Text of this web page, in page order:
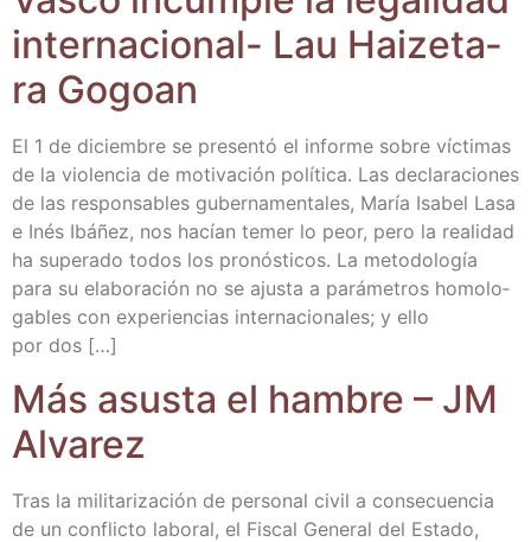
inter­na­cio­nal- Lau Hai­ze­ta­
ra Gogoan
El 1 de diciem­bre se pre­sen­tó el infor­me sobre víc­ti­mas
de la vio­len­cia de moti­va­ción polí­ti­ca. Las decla­ra­cio­nes
de las res­pon­sa­bles guber­na­men­ta­les, María Isa­bel Lasa
e Inés Ibá­ñez, nos hacían temer lo peor, pero la reali­dad
ha supe­ra­do todos los pro­nós­ti­cos. La meto­do­lo­gía
para su ela­bo­ra­ción no se ajus­ta a pará­me­tros homo­lo­
ga­bles con expe­rien­cias inter­na­cio­na­les; y ello
por dos […]
Más asus­ta el ham­bre – JM
Alvarez
Tras la mili­ta­ri­za­ción de per­so­nal civil a con­se­cuen­cia
de un con­flic­to labo­ral, el Fis­cal Gene­ral del Esta­do,